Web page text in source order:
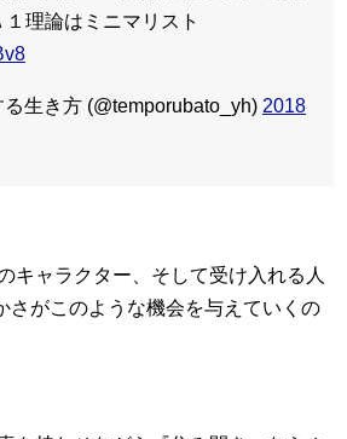
理論はミニマリスト
生き方 (@temporubato_yh) 2018
キャラクター、そして受け入れる人
さがこのような機会を与えていくの